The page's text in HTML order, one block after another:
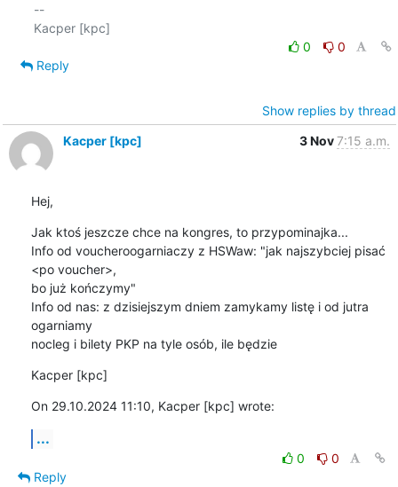
--
0
0
Reply
Show replies by thread
Kacper [kpc]
3 Nov7:15 a.m.
Hej,
Jak ktoś jeszcze chce na kongres, to przypominajka...
Info od voucheroogarniaczy z HSWaw: "jak najszybciej pisać
<po voucher>,
bo już kończymy"
Info od nas: z dzisiejszym dniem zamykamy listę i od jutra
ogarniamy
nocleg i bilety PKP na tyle osób, ile będzie
Kacper [kpc]
On 29.10.2024 11:10, Kacper [kpc] wrote:
...
0
0
Reply